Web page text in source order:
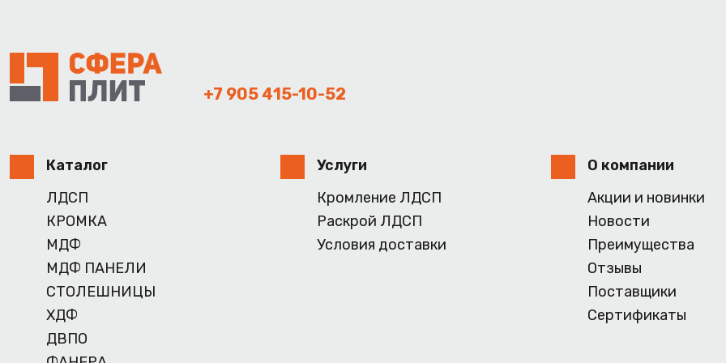
+7 905 415-10-52
Каталог
ЛДСП
КРОМКА
МДФ
МДФ ПАНЕЛИ
СТОЛЕШНИЦЫ
ХДФ
ДВПО
Услуги
Кромление ЛДСП
Раскрой ЛДСП
Условия доставки
О компании
Акции и новинки
Новости
Преимущества
Отзывы
Поставщики
Сертификаты